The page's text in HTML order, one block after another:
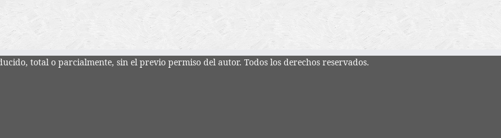
total o parcialmente, sin el previo permiso del autor. Todos los derechos reservados.